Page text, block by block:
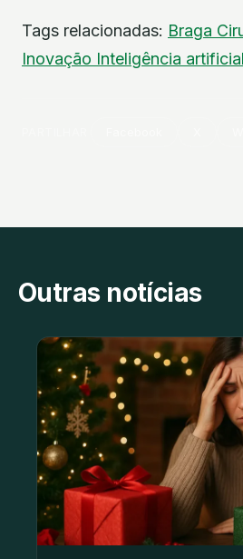
Tags relacionadas: Braga
Inovação Inteligência artificial
Outras notícias